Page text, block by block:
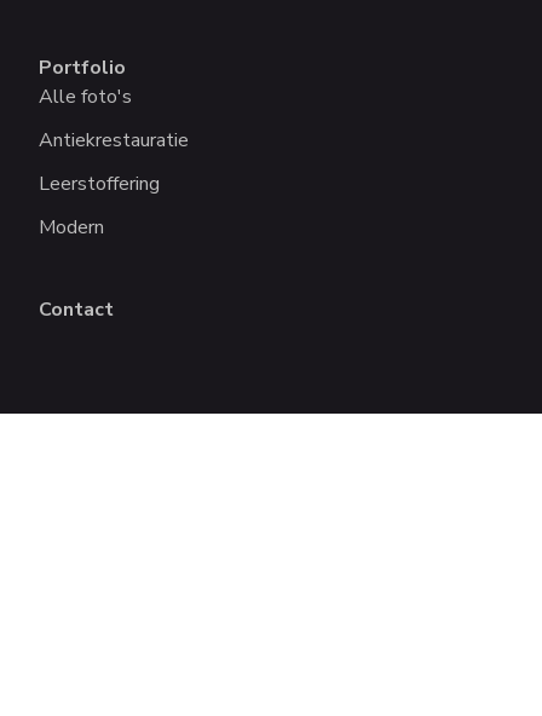
Portfolio
Alle foto's
Antiekrestauratie
Leerstoffering
Modern
Contact